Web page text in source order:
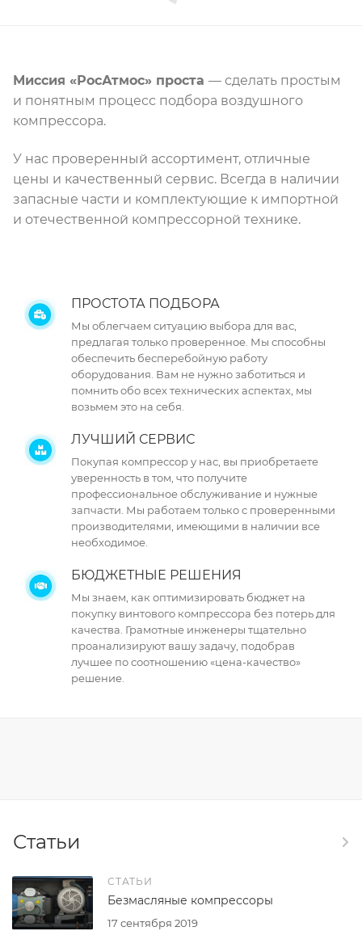
Миссия «РосАтмос» проста — сделать простым
и понятным процесс подбора воздушного
компрессора.
У нас проверенный ассортимент, отличные
цены и качественный сервис. Всегда в наличии
запасные части и комплектующие к импортной
и отечественной компрессорной технике.
ПРОСТОТА ПОДБОРА
Мы облегчаем ситуацию выбора для вас,
предлагая только проверенное. Мы способны
обеспечить бесперебойную работу
оборудования. Вам не нужно заботиться и
помнить обо всех технических аспектах, мы
возьмем это на себя.
ЛУЧШИЙ СЕРВИС
Покупая компрессор у нас, вы приобретаете
уверенность в том, что получите
профессиональное обслуживание и нужные
запчасти. Мы работаем только с проверенными
производителями, имеющими в наличии все
необходимое.
БЮДЖЕТНЫЕ РЕШЕНИЯ
Мы знаем, как оптимизировать бюджет на
покупку винтового компрессора без потерь для
качества. Грамотные инженеры тщательно
проанализируют вашу задачу, подобрав
лучшее по соотношению «цена-качество»
решение.
Статьи
СТАТЬИ
17 сентября 2019
Безмасляные компрессоры